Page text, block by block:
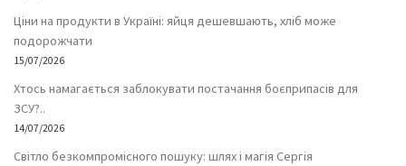
Ціни на продукти в Україні: яйця дешевшають, хліб може
подорожчати
15/07/2026
Хтось намагається заблокувати постачання боєприпасів для
ЗСУ?..
14/07/2026
Світло безкомпромісного пошуку: шлях і магія Сергія